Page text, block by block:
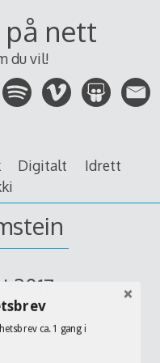
på nett
du vil!
Digitalt
Idrett
2017
på Spotify i
folk, her finner du
ca. 1 gang i